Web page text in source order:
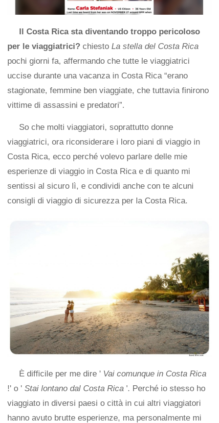
Il Costa Rica sta diventando troppo pericoloso
per le viaggiatrici? chiesto La stella del Costa Rica
pochi giorni fa, affermando che tutte le viaggiatrici
uccise durante una vacanza in Costa Rica “erano
stagionate, femmine ben viaggiate, che tuttavia finirono
vittime di assassini e predatori”.
So che molti viaggiatori, soprattutto donne
viaggiatrici, ora riconsiderare i loro piani di viaggio in
Costa Rica, ecco perché volevo parlare delle mie
esperienze di viaggio in Costa Rica e di quanto mi
sentissi al sicuro lì, e condividi anche con te alcuni
consigli di viaggio di sicurezza per la Costa Rica.
È difficile per me dire ' Vai comunque in Costa Rica
!' o ' Stai lontano dal Costa Rica '. Perché io stesso ho
viaggiato in diversi paesi o città in cui altri viaggiatori
hanno avuto brutte esperienze, ma personalmente mi